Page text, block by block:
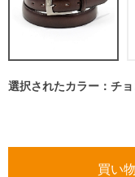
選択されたカラー：チョ